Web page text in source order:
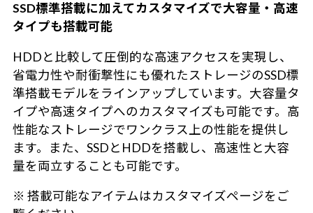
SSD標準搭載に加えてカスタマイズで大容量・高速
タイプも搭載可能
HDDと比較して圧倒的な高速アクセスを実現し、
省電力性や耐衝撃性にも優れたストレージのSSD標
準搭載モデルをラインアップしています。大容量タ
イプや高速タイプへのカスタマイズも可能です。高
性能なストレージでワンクラス上の性能を提供し
ます。また、SSDとHDDを搭載し、高速性と大容
量を両立することも可能です。
※ 搭載可能なアイテムはカスタマイズページをご